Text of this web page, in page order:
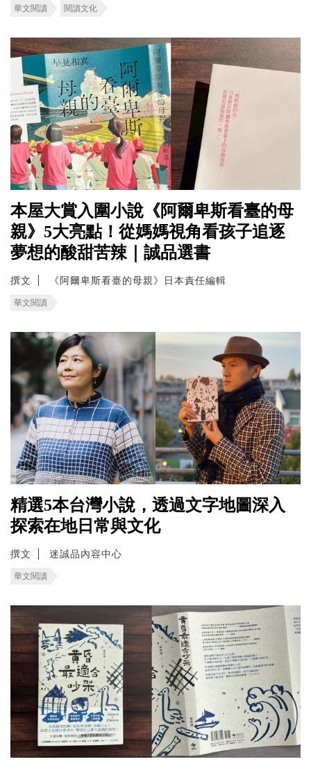
華文閱讀 閱讀文化
本屋大賞入圍小說《阿爾卑斯看臺的母
親》5大亮點！從媽媽視角看孩子追逐
夢想的酸甜苦辣｜誠品選書
撰文 《阿爾卑斯看臺的母親》日本責任編輯
華文閱讀
精選5本台灣小說，透過文字地圖深入
探索在地日常與文化
撰文 迷誠品內容中心
華文閱讀